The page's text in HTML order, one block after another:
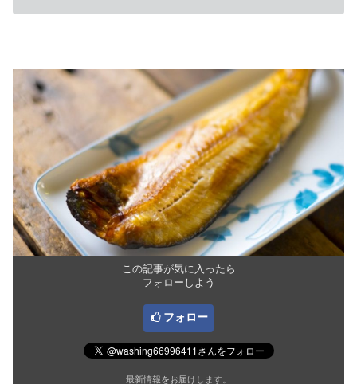
この記事が気に入ったら
フォローしよう
フォロー
最新情報をお届けします。